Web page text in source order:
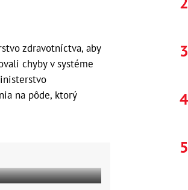
zdravotníctva, aby
chyby v systéme
na pôde, ktorý